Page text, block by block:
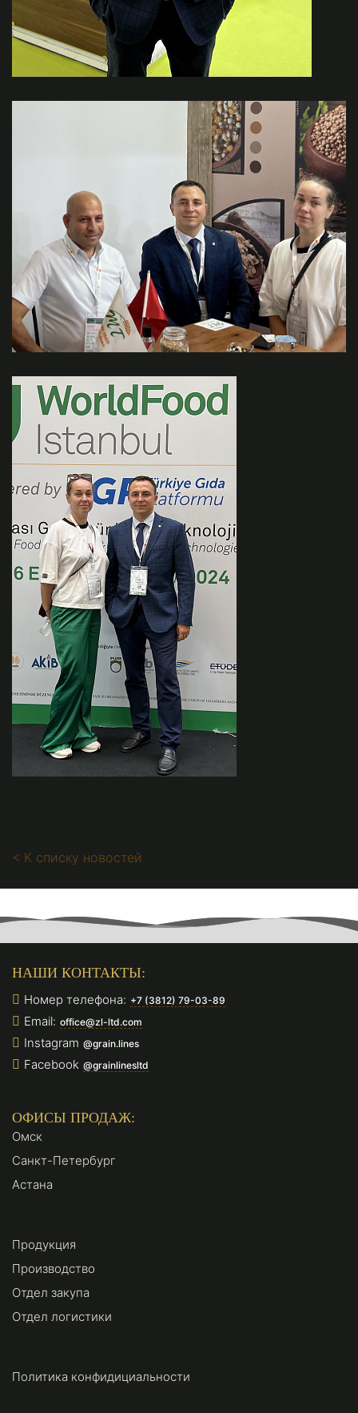
< К списку новостей
НАШИ КОНТАКТЫ:
Номер телефона: +7 (3812) 79-03-89
Email: office@zl-ltd.com
Instagram @grain.lines
Facebook @grainlinesltd
ОФИСЫ ПРОДАЖ:
Омск
Санкт-Петербург
Астана
Продукция
Производство
Отдел закупа
Отдел логистики
Политика конфидициальности